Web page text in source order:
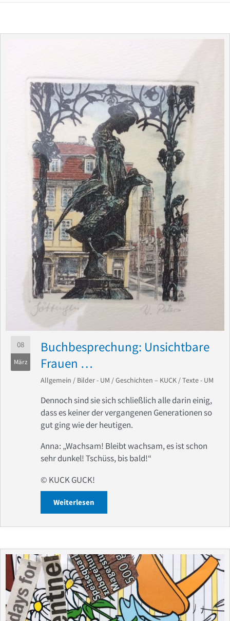
08
März
Buchbesprechung: Unsichtbare
Frauen …
Allgemein / Bilder - UM /Geschichten – KUCK /Texte - UM
Dennoch sind sie sich schließlich alle darin einig,
dass es keiner der vergangenen Generationen so
gut ging wie der heutigen.
Anna: „Wachsam! Bleibt wachsam, es ist schon
sehr dunkel! Tschüss, bis bald!“
© KUCK GUCK!
Weiterlesen